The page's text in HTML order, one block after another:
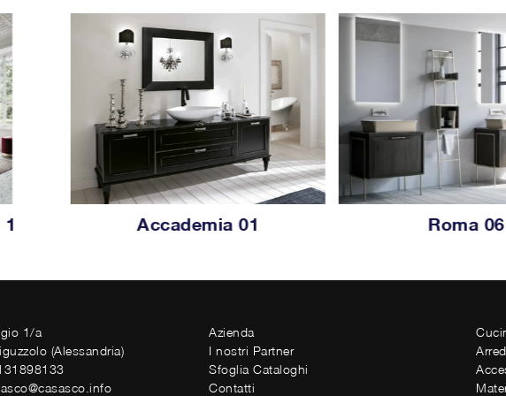
Accademia 01 Roma 06
1/a
(Alessandria)
Azienda
I nostri Partner
Sfoglia Cataloghi
Contatti